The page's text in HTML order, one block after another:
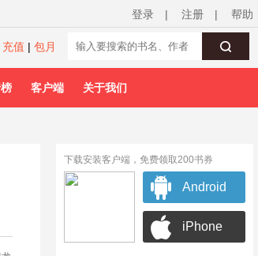
登录 | 注册 | 帮助
充值 | 包月
客户端 关于我们
下载安装客户端，免费领取200书券
Android
iPhone